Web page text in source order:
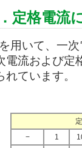
定格電流
用いて、一
電流および定
れています。
−
1